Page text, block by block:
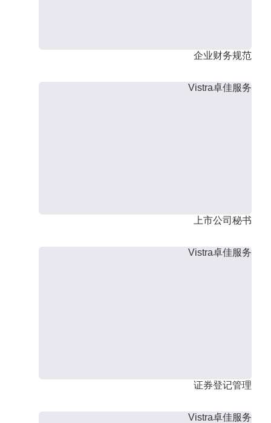
企业财务规范
Vistra卓佳服务
上市公司秘书
Vistra卓佳服务
证券登记管理
Vistra卓佳服务